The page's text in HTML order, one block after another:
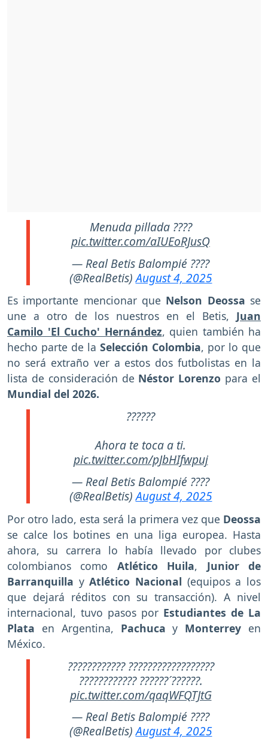
Menuda pillada ????
pic.twitter.com/aIUEoRJusQ
— Real Betis Balompié ????
(@RealBetis)August 4, 2025
Es importante mencionar que Nelson Deossa se
une a otro de los nuestros en el Betis, Juan
Camilo 'El Cucho' Hernández, quien también ha
hecho parte de la Selección Colombia, por lo que
no será extraño ver a estos dos futbolistas en la
lista de consideración de Néstor Lorenzo para el
Mundial del 2026.
??????
Ahora te toca a ti.
pic.twitter.com/pJbHIfwpuj
— Real Betis Balompié ????
(@RealBetis)August 4, 2025
Por otro lado, esta será la primera vez que Deossa
se calce los botines en una liga europea. Hasta
ahora, su carrera lo había llevado por clubes
colombianos como Atlético Huila, Junior de
Barranquilla yAtlético Nacional (equipos a los
que dejará réditos con su transacción). A nivel
internacional, tuvo pasos por Estudiantes de La
Plata en Argentina, Pachucay Monterrey en
México.
???????????? ??????????????????
???????????? ??????´??????.
pic.twitter.com/qaqWFQTJtG
— Real Betis Balompié ????
(@RealBetis)August 4, 2025